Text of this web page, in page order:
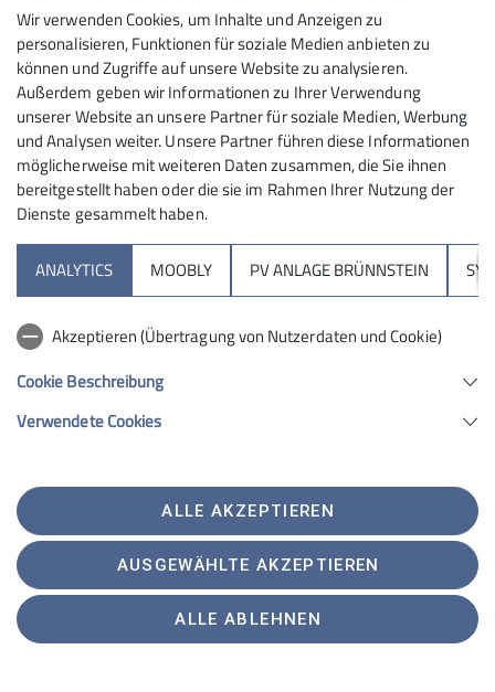
Bergfüchse Ehrenamt Eiszapfen Familienklettergruppen
Fels R&B Freitag Gipfelstürmer Gmiatliche Gruppen
Jahresbericht Jahresbericht23 Jahresbericht24
Jahresbericht25 Jugend Jugendausschuss Jungmannschaft
KInder- und Jugendklettern Klettergruppen Kletterhalle
ROpies RoBergAktiv Rock&Bloc SO-Gruppen STG
Skimo
Brünnsteinhaus
Hochrieshütte
Wir verwenden Cookies, um Inhalte und Anzeigen zu
personalisieren, Funktionen für soziale Medien anbieten zu
können und Zugriffe auf unsere Website zu analysieren.
Außerdem geben wir Informationen zu Ihrer Verwendung
unserer Website an unsere Partner für soziale Medien, Werbung
und Analysen weiter. Unsere Partner führen diese Informationen
möglicherweise mit weiteren Daten zusammen, die Sie ihnen
bereitgestellt haben oder die sie im Rahmen Ihrer Nutzung der
Dienste gesammelt haben.
ANALYTICS MOOBLY PV ANLAGE BRÜNNSTEIN
Akzeptieren (Übertragung von Nutzerdaten und Cookie)
Cookie Beschreibung
Verwendete Cookies
ALLE AKZEPTIEREN
AUSGEWÄHLTE AKZEPTIEREN
ALLE ABLEHNEN